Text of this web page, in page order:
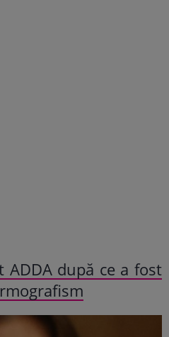
după ce a fost